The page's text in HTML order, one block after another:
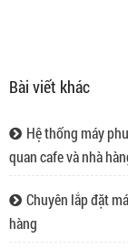
Bài viết khác
Hệ thống máy
quan cafe và nhà
Chuyên lắp đặt
hàng